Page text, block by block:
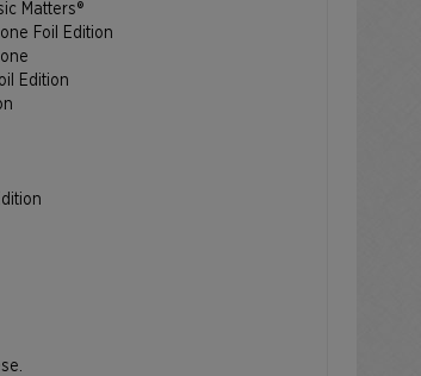
Matters®
Foil Edition
Edition